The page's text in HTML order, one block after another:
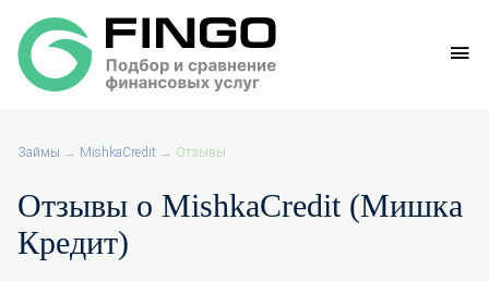
Займы → MishkaCredit → Отзывы
Отзывы о MishkaCredit (Мишка
Кредит)